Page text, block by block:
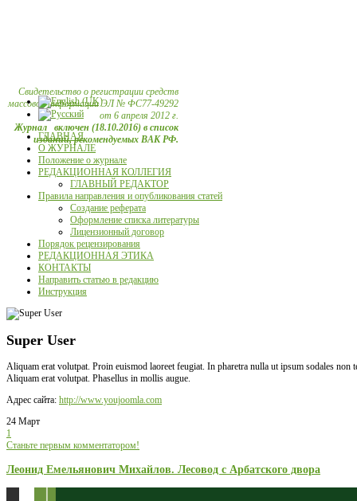
Свидетельство о регистрации средств
массовой информации ЭЛ № ФС77-49292
от 6 апреля 2012 г.
Журнал включен (18.10.2016) в список
изданий, рекомендуемых ВАК РФ.
ГЛАВНАЯ
О ЖУРНАЛЕ
Положение о журнале
РЕДАКЦИОННАЯ КОЛЛЕГИЯ
ГЛАВНЫЙ РЕДАКТОР
Правила направления и опубликования статей
Создание реферата
Оформление списка литературы
Лицензионный договор
Порядок рецензирования
РЕДАКЦИОННАЯ ЭТИКА
КОНТАКТЫ
Направить статью в редакцию
Инструкция
Super User
Aliquam erat volutpat. Proin euismod laoreet feugiat. In pharetra nulla ut ipsum sodales
Aliquam erat volutpat. Phasellus in mollis augue.
Адрес сайта: http://www.youjoomla.com
24 Март
1
Станьте первым комментатором!
Леонид Емельянович Михайлов. Лесовод с Арбатского двора